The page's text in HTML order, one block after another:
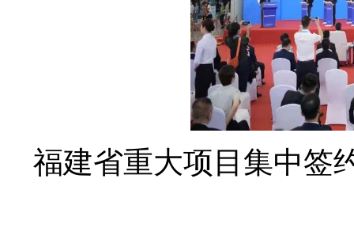
福建省重大项目集中签